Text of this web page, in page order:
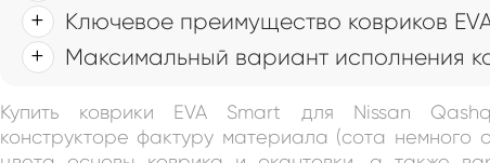
Ключевое преимущество ковриков
Максимальный вариант исполнения
Купить коврики EVA Smart для Nissan
конструкторе фактуру материала (сота немного